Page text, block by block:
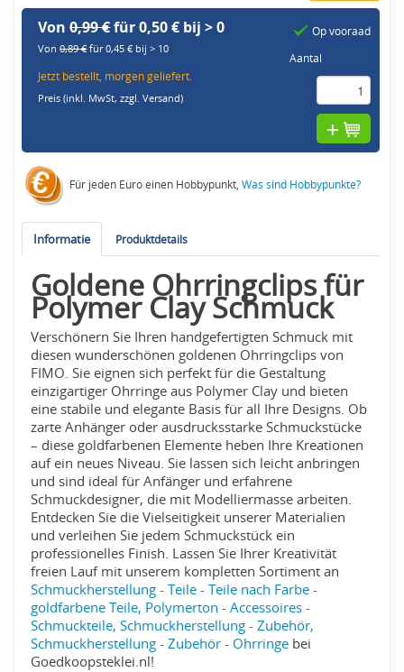
Von0,99 €für 0,50 € bij > 0
Von0,89 €für 0,45 € bij > 10
Jetzt bestellt, morgen geliefert.
Preis (inkl. MwSt,zzgl. Versand)
Op vooraad
Aantal
Für jeden Euro einen Hobbypunkt,Was sind Hobbypunkte?
Informatie Produktdetails
Goldene Ohrringclips für
Polymer Clay Schmuck
Verschönern Sie Ihren handgefertigten Schmuck mit
diesen wunderschönen goldenen Ohrringclips von
FIMO. Sie eignen sich perfekt für die Gestaltung
einzigartiger Ohrringe aus Polymer Clay und bieten
eine stabile und elegante Basis für all Ihre Designs. Ob
zarte Anhänger oder ausdrucksstarke Schmuckstücke
– diese goldfarbenen Elemente heben Ihre Kreationen
auf ein neues Niveau. Sie lassen sich leicht anbringen
und sind ideal für Anfänger und erfahrene
Schmuckdesigner, die mit Modelliermasse arbeiten.
Entdecken Sie die Vielseitigkeit unserer Materialien
und verleihen Sie jedem Schmuckstück ein
professionelles Finish. Lassen Sie Ihrer Kreativität
freien Lauf mit unserem kompletten Sortiment an
Schmuckherstellung - Teile - Teile nach Farbe -
goldfarbene Teile, Polymerton - Accessoires -
Schmuckteile, Schmuckherstellung - Zubehör,
Schmuckherstellung - Zubehör - Ohrringe bei
Goedkoopsteklei.nl!